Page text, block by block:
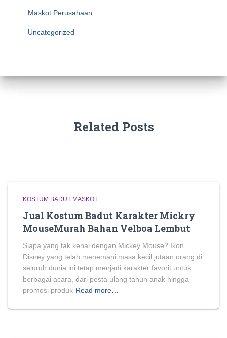
Maskot Perusahaan
Uncategorized
Related Posts
KOSTUM BADUT MASKOT
Jual Kostum Badut Karakter Mickry
MouseMurah Bahan Velboa Lembut
Siapa yang tak kenal dengan Mickey Mouse? Ikon
Disney yang telah menemani masa kecil jutaan orang di
seluruh dunia ini tetap menjadi karakter favorit untuk
berbagai acara, dari pesta ulang tahun anak hingga
promosi produk Read more…